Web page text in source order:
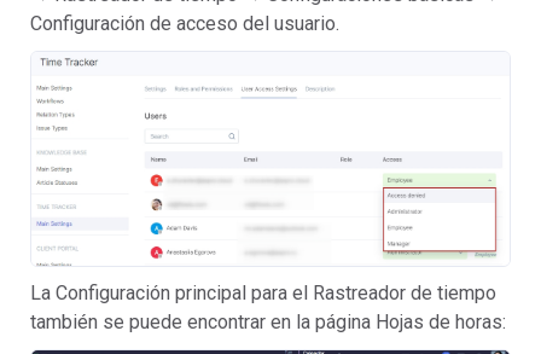
Configuración de acceso del usuario.
La Configuración principal para el Rastreador de tiempo
también se puede encontrar en la página Hojas de horas: